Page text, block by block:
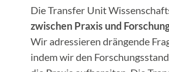
Die Transfer Unit
zwischen Praxis und
Wir adressieren drängende
indem wir den